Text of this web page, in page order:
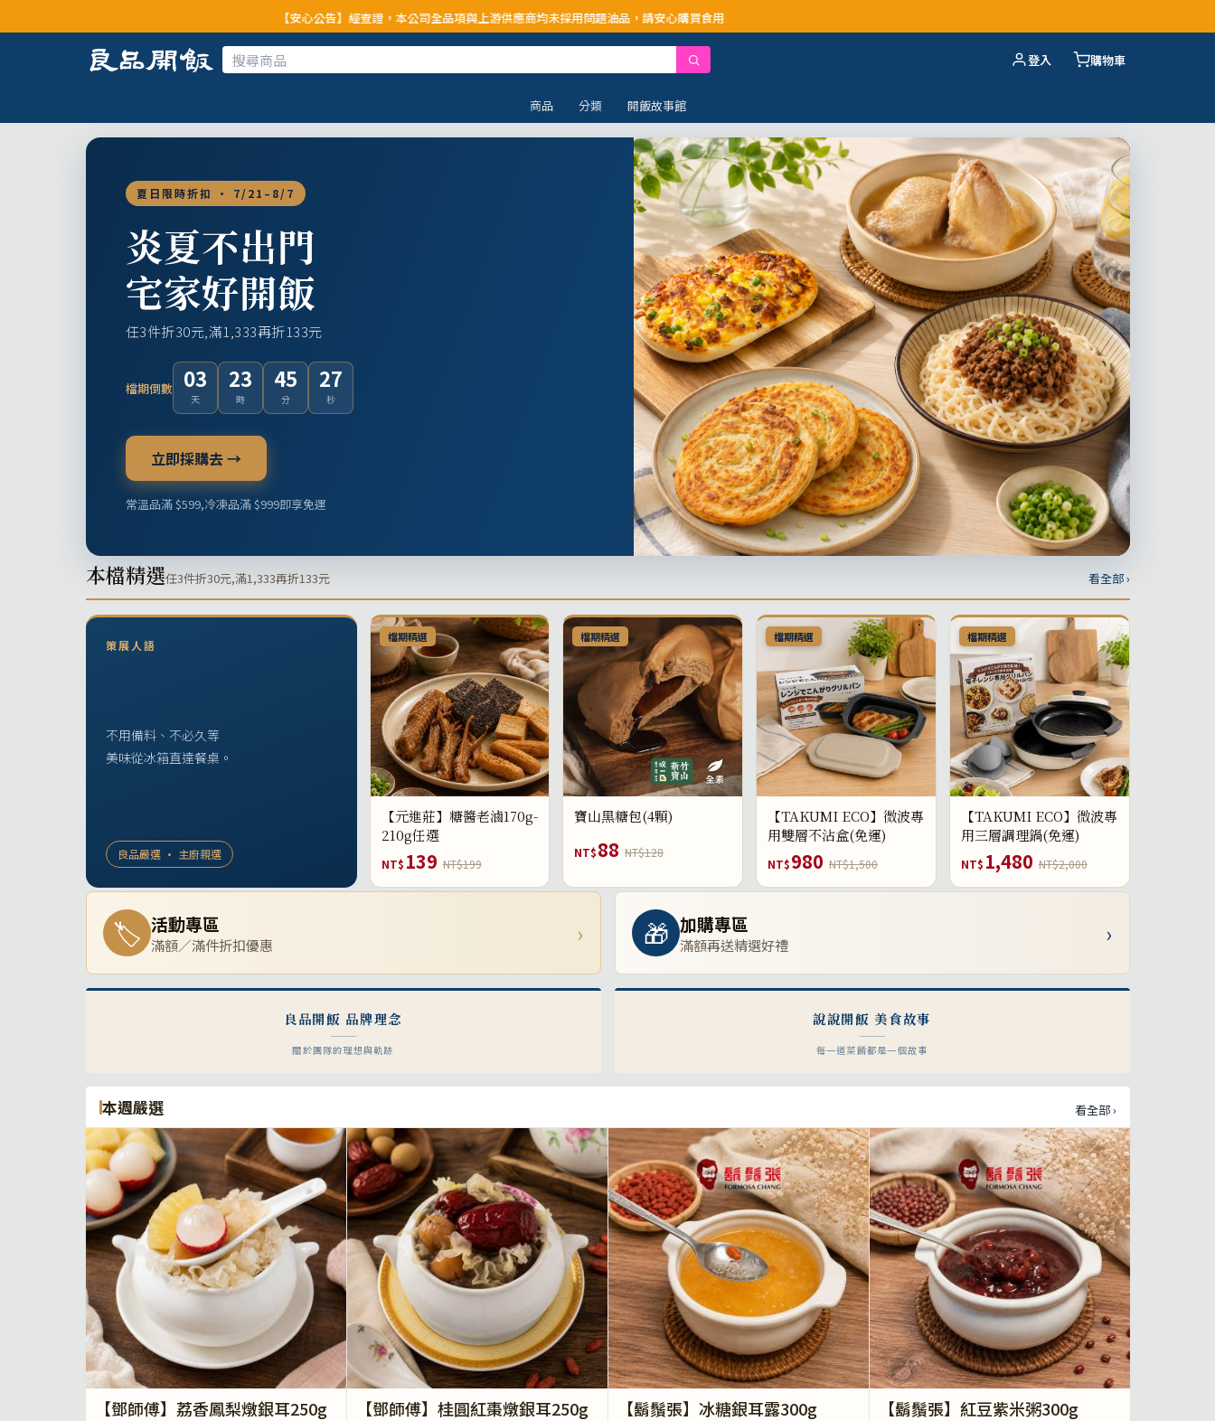
【安心公告】經查證，本公司全品項與上游供應商均未採用問題油品，請安心購買食用
登入 購物車
商品 分類 開飯故事館
夏日限時折扣 · 7/21–8/7
炎夏不出門
宅家好開飯
任3件折30元,滿1,333再折133元
檔期倒數 03
天
23
時
45
分
25
秒
立即採購去 →
常溫品滿 $599,冷凍品滿 $999即享免運
本檔精選任3件折30元,滿1,333再折133元 看全部 ›
策展人語
不用備料、不必久等
美味從冰箱直達餐桌。
良品嚴選 · 主廚親選
檔期精選
【元進莊】糖醬老滷170g-
210g任選
NT$ 139 NT$199
檔期精選
寶山黑糖包(4顆)
NT$88 NT$128
檔期精選
【TAKUMI ECO】微波專
用雙層不沾盒(免運)
NT$980 NT$1,500
檔期精選
【TAKUMI ECO】微波專
用三層調理鍋(免運)
NT$ 1,480 NT$2,000
🏷 活動專區
滿額／滿件折扣優惠 › 🎁 加購專區
滿額再送精選好禮 ›
良品開飯 品牌理念
關於團隊的理想與軌跡
說說開飯 美食故事
每一道菜餚都是一個故事
本週嚴選 看全部 ›
【鄧師傅】荔香鳳梨燉銀耳250g 【鄧師傅】桂圓紅棗燉銀耳250g 【鬍鬚張】冰糖銀耳露300g 【鬍鬚張】紅豆紫米粥300g